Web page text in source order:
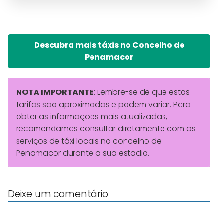
Descubra mais táxis no Concelho de
Penamacor
NOTA IMPORTANTE: Lembre-se de que estas
tarifas são aproximadas e podem variar. Para
obter as informações mais atualizadas,
recomendamos consultar diretamente com os
serviços de táxi locais no concelho de
Penamacor durante a sua estadia.
Deixe um comentário